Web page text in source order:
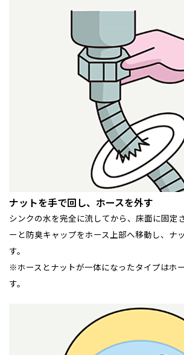
ナットを手で回し、ホースを外す
シンクの水を完全に流してから、床面に固定
ーと防臭キャップをホース上部へ移動し、ナ
す。
※ホースとナットが一体になったタイプはホ
す。